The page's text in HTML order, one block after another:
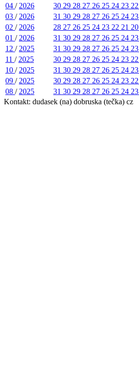
04 / 2026 30 29 28 27 26 25 24 23 22
03 / 2026 31 30 29 28 27 26 25 24 23
02 / 2026 28 27 26 25 24 23 22 21 20
01 / 2026 31 30 29 28 27 26 25 24 23
12 / 2025 31 30 29 28 27 26 25 24 23
11 / 2025 30 29 28 27 26 25 24 23 22
10 / 2025 31 30 29 28 27 26 25 24 23
09 / 2025 30 29 28 27 26 25 24 23 22
08 / 2025 31 30 29 28 27 26 25 24 23
Kontakt: dudasek (na) dobruska (tečka) cz